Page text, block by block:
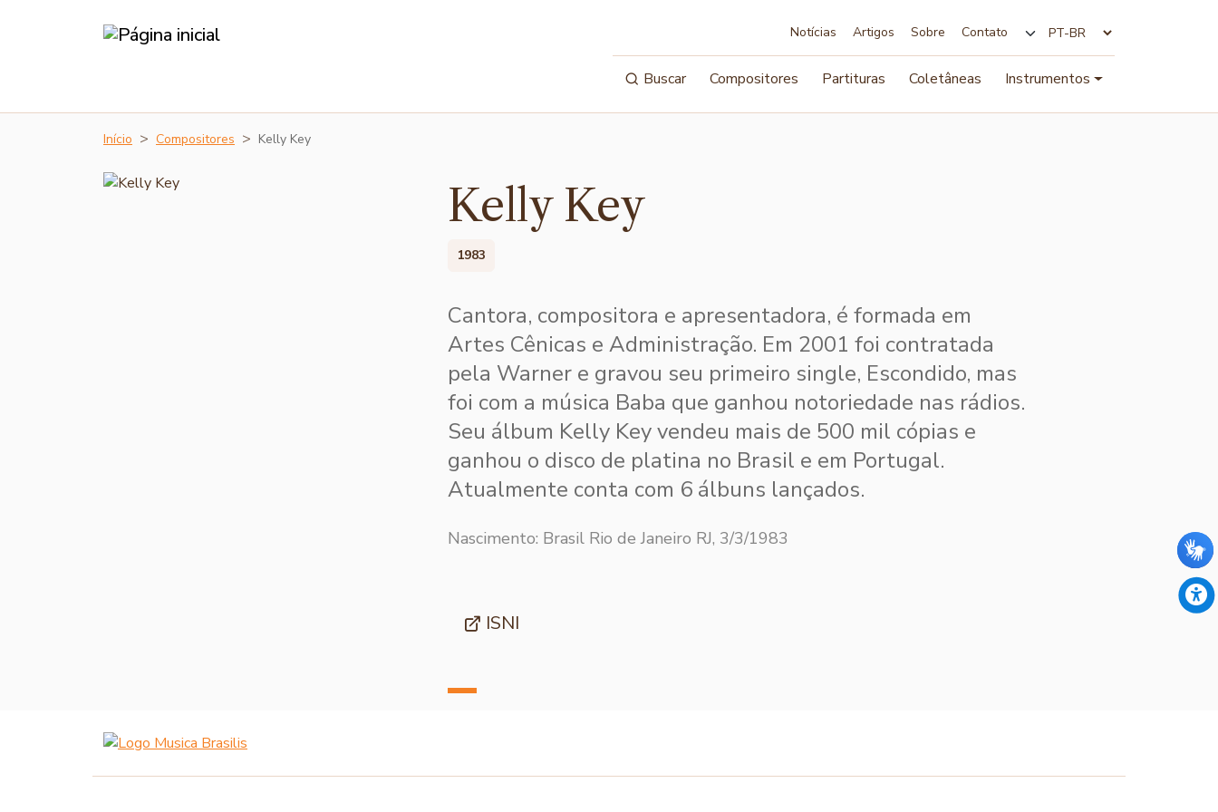
Notícias Artigos Sobre Contato
Buscar Compositores Partituras Coletâneas Instrumentos
Início Compositores Kelly Key
Kelly Key
1983
Cantora, compositora e apresentadora, é formada em
Artes Cênicas e Administração. Em 2001 foi contratada
pela Warner e gravou seu primeiro single, Escondido, mas
foi com a música Baba que ganhou notoriedade nas rádios.
Seu álbum Kelly Key vendeu mais de 500 mil cópias e
ganhou o disco de platina no Brasil e em Portugal.
Atualmente conta com 6 álbuns lançados.
Nascimento: Brasil Rio de Janeiro RJ, 3/3/1983
ISNI